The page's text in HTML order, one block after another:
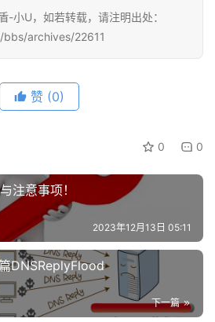
注册
-小U，如若转载，请注明出处：
archives/22611
赞 (0)
0 0
注意事项！
2023年12月13日 05:11
DNSReplyFlood
下一篇